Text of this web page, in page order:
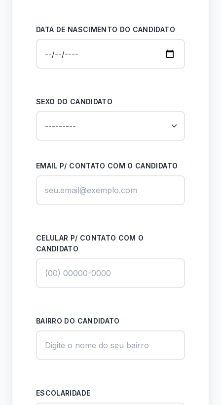
DATA DE NASCIMENTO DO CANDIDATO
SEXO DO CANDIDATO
EMAIL P/ CONTATO COM O CANDIDATO
CELULAR P/ CONTATO COM O
CANDIDATO
BAIRRO DO CANDIDATO
ESCOLARIDADE